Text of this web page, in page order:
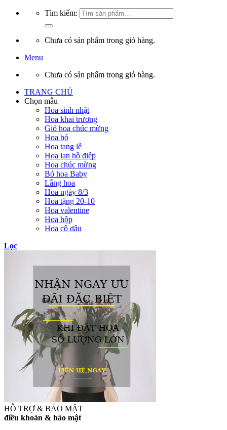
Tìm kiếm:
Chưa có sản phẩm trong giỏ hàng.
Menu
Chưa có sản phẩm trong giỏ hàng.
TRANG CHỦ
Chọn mẫu
Hoa sinh nhật
Hoa khai trương
Giỏ hoa chúc mừng
Hoa bó
Hoa tang lễ
Hoa lan hồ điệp
Hoa chúc mừng
Bó hoa Baby
Lẵng hoa
Hoa ngày 8/3
Hoa tặng 20-10
Hoa valentine
Hoa hộp
Hoa cô dâu
Lọc
HỖ TRỢ & BẢO MẬT
điều khoản & bảo mật